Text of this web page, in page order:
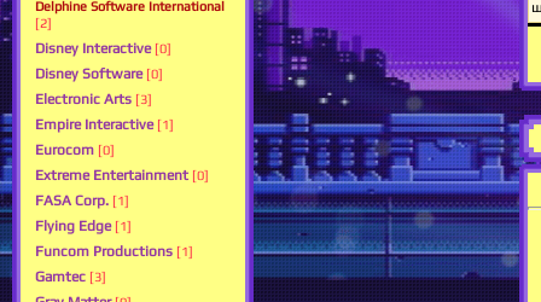
Delphine Software International
[2]
Disney Interactive [0]
Disney Software [0]
Electronic Arts [3]
Empire Interactive [1]
Eurocom [0]
Extreme Entertainment [0]
FASA Corp. [1]
Flying Edge [1]
Funcom Productions [1]
Gamtec [3]